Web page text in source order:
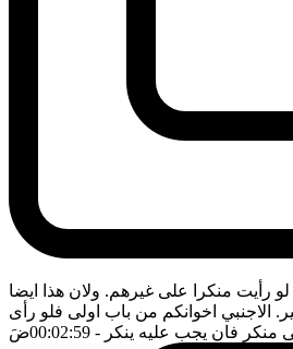
رأيت منكرا على غيرهم. ولان هذا ايضا
الاجنبي اخوانكم من باب اولى فلو رأى
منكر فان يجب عليه ينكر - 00:02:59 ضَ